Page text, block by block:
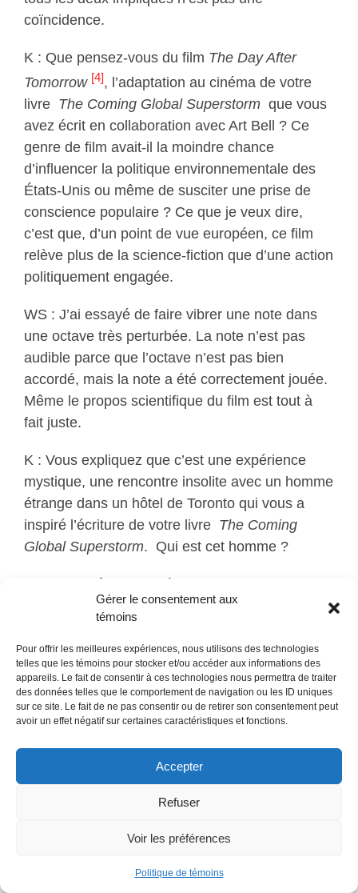
Gérer le consentement aux
témoins
Pour offrir les meilleures expériences, nous utilisons des technologies
telles que les témoins pour stocker et/ou accéder aux informations des
appareils. Le fait de consentir à ces technologies nous permettra de traiter
des données telles que le comportement de navigation ou les ID uniques
sur ce site. Le fait de ne pas consentir ou de retirer son consentement peut
avoir un effet négatif sur certaines caractéristiques et fonctions.
Accepter
Refuser
Voir les préférences
Politique de témoins
coïncidence.
K : Que pensez-vous du film The Day After
Tomorrow [4], l’adaptation au cinéma de votre
livre The Coming Global Superstorm que vous
avez écrit en collaboration avec Art Bell ? Ce
genre de film avait-il la moindre chance
d’influencer la politique environnementale des
États-Unis ou même de susciter une prise de
conscience populaire ? Ce que je veux dire,
c’est que, d’un point de vue européen, ce film
relève plus de la science-fiction que d’une action
politiquement engagée.
WS : J’ai essayé de faire vibrer une note dans
une octave très perturbée. La note n’est pas
audible parce que l’octave n’est pas bien
accordé, mais la note a été correctement jouée.
Même le propos scientifique du film est tout à
fait juste.
K : Vous expliquez que c’est une expérience
mystique, une rencontre insolite avec un homme
étrange dans un hôtel de Toronto qui vous a
inspiré l’écriture de votre livre The Coming
Global Superstorm. Qui est cet homme ?
une bonne question.
K : Selon vous, une catastrophe climatique ne
peut être évitée. Quels sont les défis auxquels
nous devrons faire face ?
WS : L’effondrement de la sphère écologique au
plus profond de ses fondements est inévitable.
Est-ce que ce sera un retour à l’ère glaciaire ou
encore quelque chose d’autre ? Il n’y a aucun
moyen d’en être certain, mais le
un scénario tout à fait valable. De toute façon,
autre, l’espèce humaine expérimentera un retour